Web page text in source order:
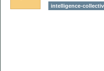
intelligence-